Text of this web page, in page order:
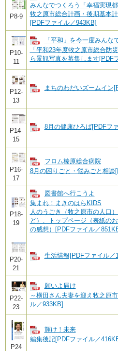
P8-9
みんなでつくろう「幸福実現都
牧之原市総合計画・後期基本
[PDFファイル／943KB]
P10-
11
「平和」を今一度みんな
「平和23年度牧之原市総合防
ら景観写真を募集します[PDF
P12-
13
まちのわだいズームイン
P14-
15
8月の健康ひろば[PDFフ
P16-
17
フロム榛原総合病院
8月の困りごと・悩みごと相談
P18-
19
図書館へ行こうよ
集まれ！まきのはらKIDS
人のうごき（牧之原市の人口
ど）、トップページ（表紙の
の感想）[PDFファイル／
P20-
21
生活情報[PDFファイル／
P22-
23
願いよ届け
～横田さん夫妻を迎え牧之原
ル／933KB]
P24
輝け！未来
編集後記[PDFファイル／